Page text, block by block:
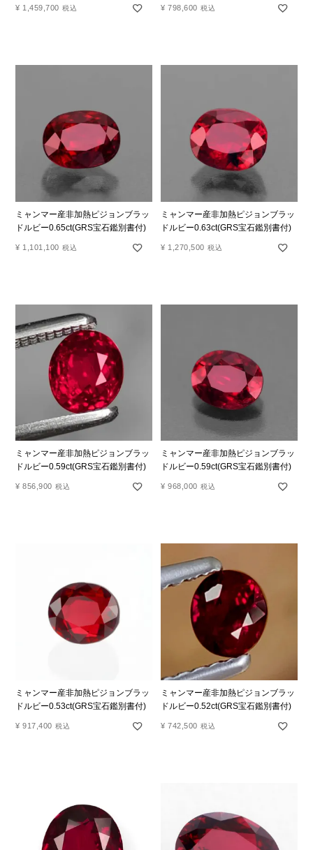
¥ 1,459,700 税込 ¥ 798,600 税込
ミャンマー産非加熱ピジョンブラッ
ドルビー0.65ct(GRS宝石鑑別書付)
¥ 1,101,100 税込
ミャンマー産非加熱ピジョンブラッ
ドルビー0.63ct(GRS宝石鑑別書付)
¥ 1,270,500 税込
ミャンマー産非加熱ピジョンブラッ
ドルビー0.59ct(GRS宝石鑑別書付)
¥ 856,900 税込
ミャンマー産非加熱ピジョンブラッ
ドルビー0.59ct(GRS宝石鑑別書付)
¥ 968,000 税込
ミャンマー産非加熱ピジョンブラッ
ドルビー0.53ct(GRS宝石鑑別書付)
¥ 917,400 税込
ミャンマー産非加熱ピジョンブラッ
ドルビー0.52ct(GRS宝石鑑別書付)
¥ 742,500 税込